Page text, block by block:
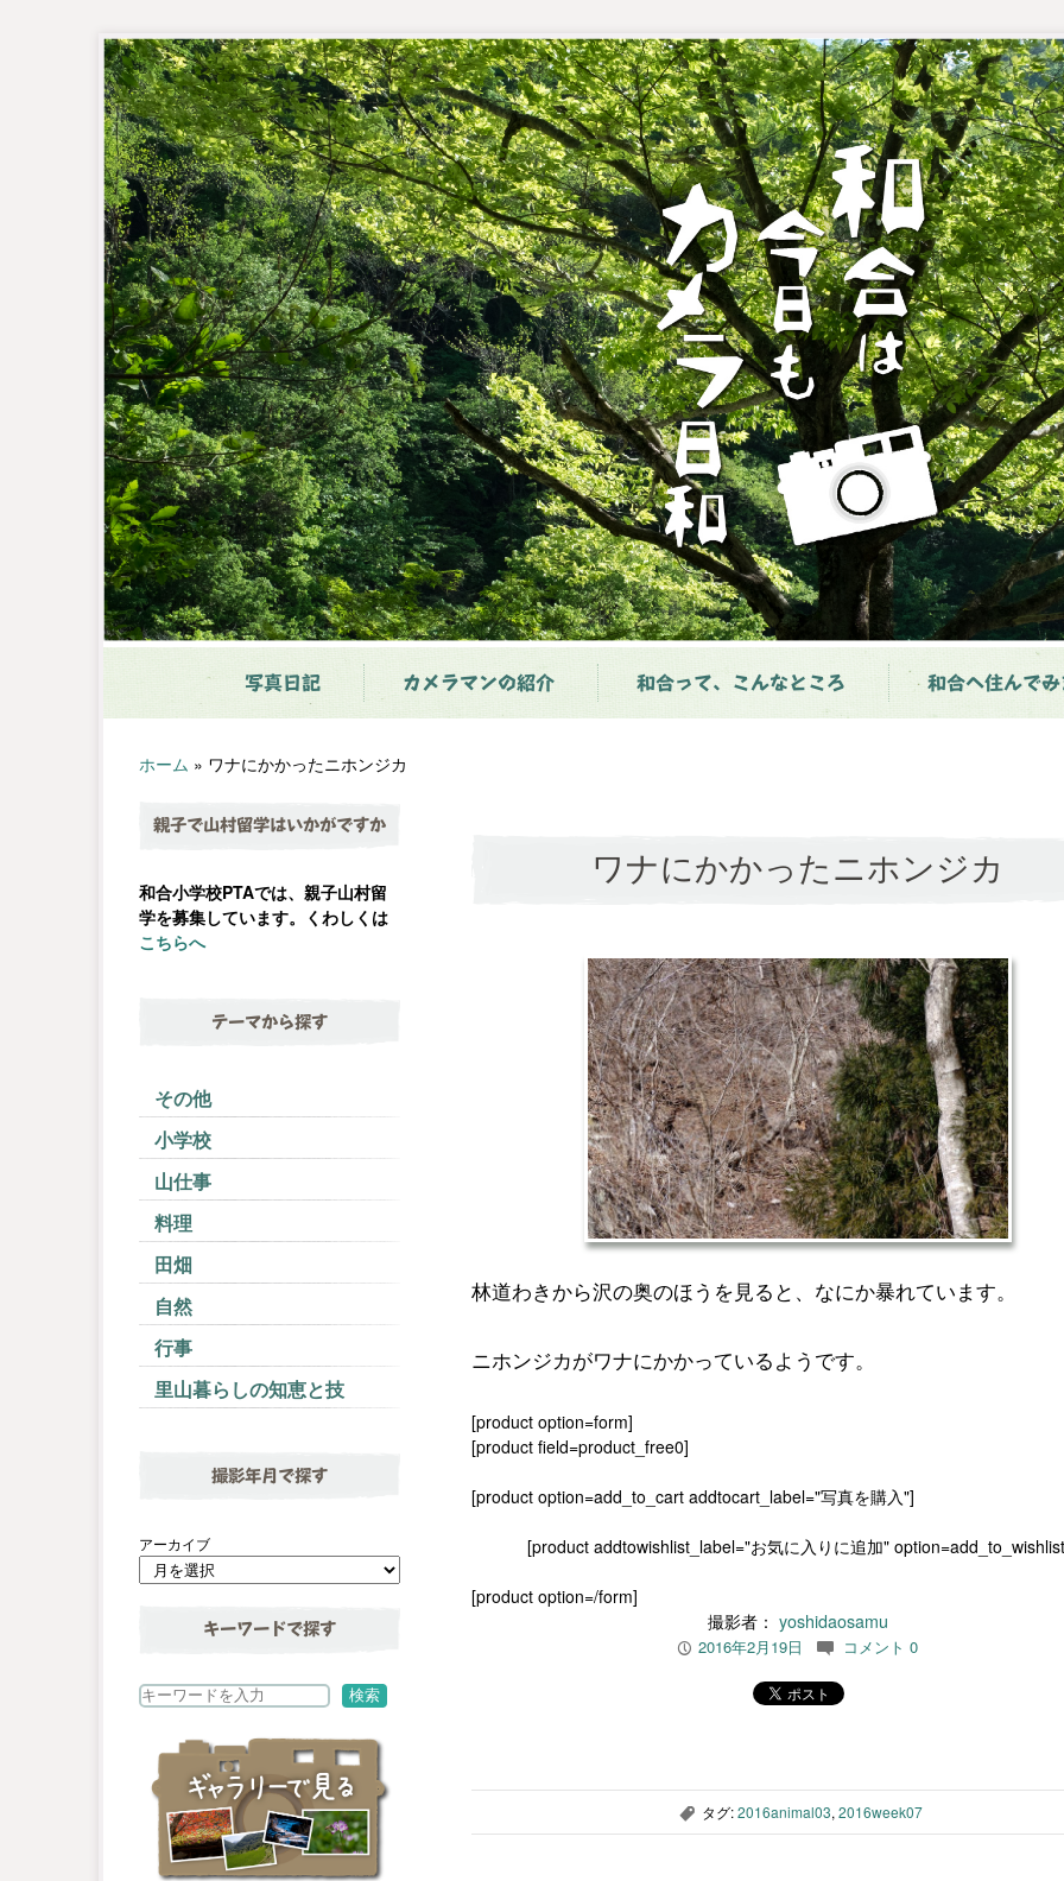
写真日記 カメラマンの紹介 和合って、こんなところ 和合へ住んで
ホーム » ワナにかかったニホンジカ
ワナにかかったニホンジカ
林道わきから沢の奥のほうを見ると、なにか暴れています。
ニホンジカがワナにかかっているようです。
[product option=form]
[product field=product_free0]
[product option=add_to_cart addtocart_label="写真を購入"]
[product addtowishlist_label="お気に入りに追加"
[product option=/form]
撮影者： yoshidaosamu
P 2016年2月19日 c コメント 0
, タグ:2016animal03, 2016week07
親子で山村留学はいかがですか
和合小学校PTAでは、親子山村留
学を募集しています。くわしくは
こちらへ
テーマから探す
その他
小学校
山仕事
料理
田畑
自然
行事
里山暮らしの知恵と技
撮影年月で探す
アーカイブ
キーワードで探す
検
検索